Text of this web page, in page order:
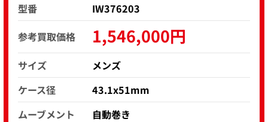
型番
IW376203
参考買取価格
1,546,000円
サイズ
メンズ
ケース径
43.1x51mm
ムーブメント
自動巻き